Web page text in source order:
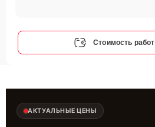
Стоимость работ
АКТУАЛЬНЫЕ ЦЕНЫ